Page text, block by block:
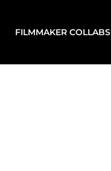
FILMMAKER COLLABS